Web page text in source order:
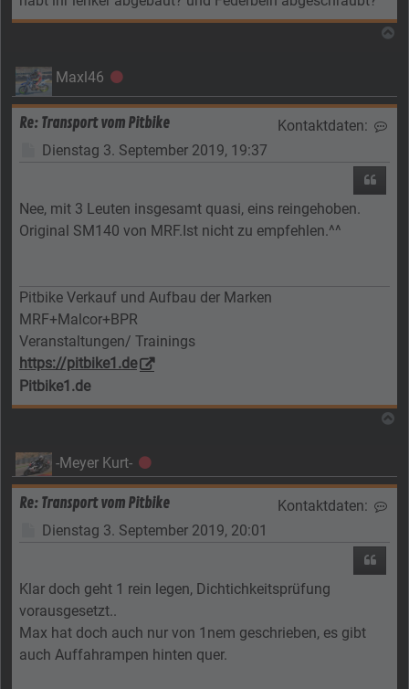
Maxl46 Offline
Re: Transport vom Pitbike Kontaktdaten:
Beitrag
Dienstag 3. September 2019, 19:37
Nee, mit 3 Leuten insgesamt quasi, eins reingehoben.
Original SM140 von MRF.Ist nicht zu empfehlen.^^
Pitbike Verkauf und Aufbau der Marken
MRF+Malcor+BPR
Veranstaltungen/ Trainings
https://pitbike1.de
Pitbike1.de
-Meyer Kurt- Offline
Re: Transport vom Pitbike Kontaktdaten:
Beitrag
Dienstag 3. September 2019, 20:01
Klar doch geht 1 rein legen, Dichtichkeitsprüfung
vorausgesetzt..
Max hat doch auch nur von 1nem geschrieben, es gibt
auch Auffahrampen hinten quer.